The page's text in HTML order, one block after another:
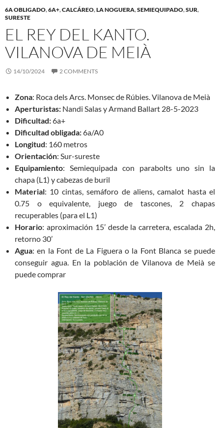
6A OBLIGADO,6A+,CALCÁREO,LA NOGUERA,SEMIEQUIPADO,SUR,
SURESTE
EL REY DEL KANTO.
VILANOVA DE MEIÀ
14/10/2024 2 COMMENTS
Zona: Roca dels Arcs. Monsec de Rúbies. Vilanova de Meià
Aperturistas: Nandi Salas y Armand Ballart 28-5-2023
Dificultad:6a+
Dificultad obligada:6a/A0
Longitud: 160 metros
Orientación: Sur-sureste
Equipamiento: Semiequipada con parabolts uno sin la
chapa (L1) y cabezas de buril
Material: 10 cintas, semáforo de aliens, camalot hasta el
0.75 o equivalente, juego de tascones, 2 chapas
recuperables (para el L1)
Horario: aproximación 15’ desde la carretera, escalada 2h,
retorno 30’
Agua: en la Font de La Figuera o la Font Blanca se puede
conseguir agua. En la población de Vilanova de Meià se
puede comprar